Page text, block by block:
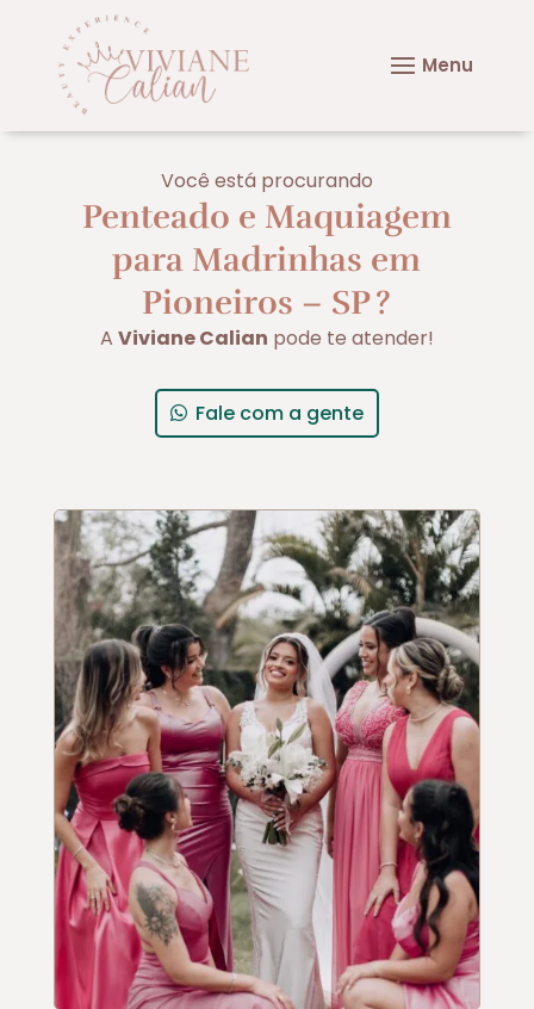
Você está procurando
Penteado e Maquiagem
para Madrinhas em
Pioneiros – SP?
A Viviane Calian pode te atender!
Fale com a gente